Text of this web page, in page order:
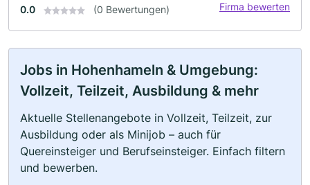
0.0 (0 Bewertungen) Firma bewerten
Jobs in Hohenhameln & Umgebung:
Vollzeit, Teilzeit, Ausbildung & mehr
Aktuelle Stellenangebote in Vollzeit, Teilzeit, zur
Ausbildung oder als Minijob – auch für
Quereinsteiger und Berufseinsteiger. Einfach filtern
und bewerben.